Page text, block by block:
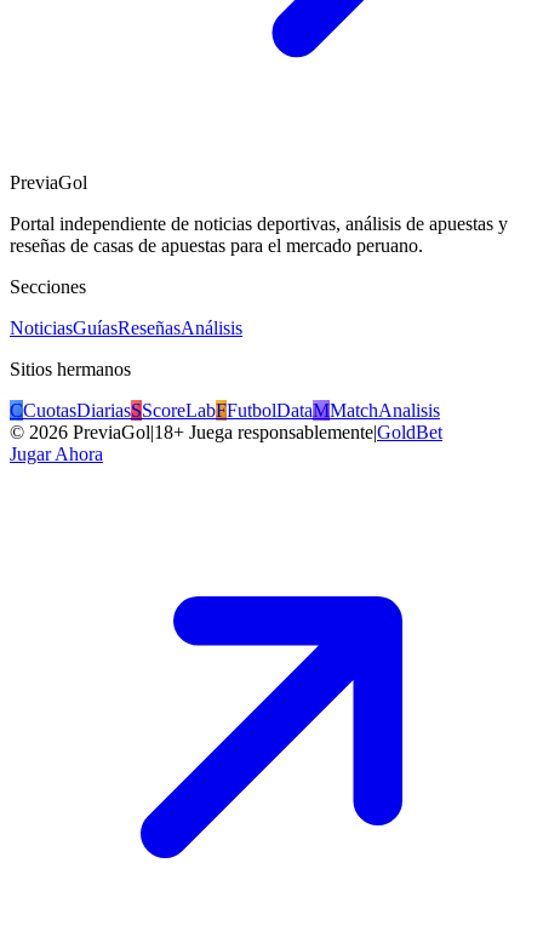
PreviaGol
Portal independiente de noticias deportivas, análisis de apuestas y
reseñas de casas de apuestas para el mercado peruano.
Secciones
NoticiasGuíasReseñasAnálisis
Sitios hermanos
CCuotasDiariasSScoreLabFFutbolDataMMatchAnalisis
© 2026 PreviaGol|18+ Juega responsablemente|GoldBet
Jugar Ahora